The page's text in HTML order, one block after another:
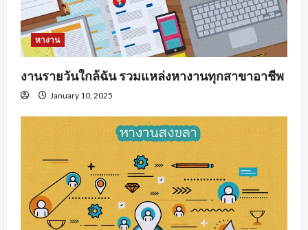
หางาน
งานรายวันใกล้ฉัน รวมแหล่งหางานทุกสาขาอาชีพ
January 10, 2025